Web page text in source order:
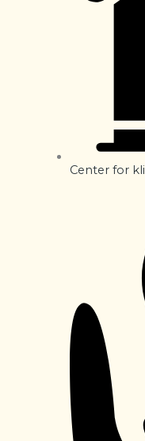
Center for